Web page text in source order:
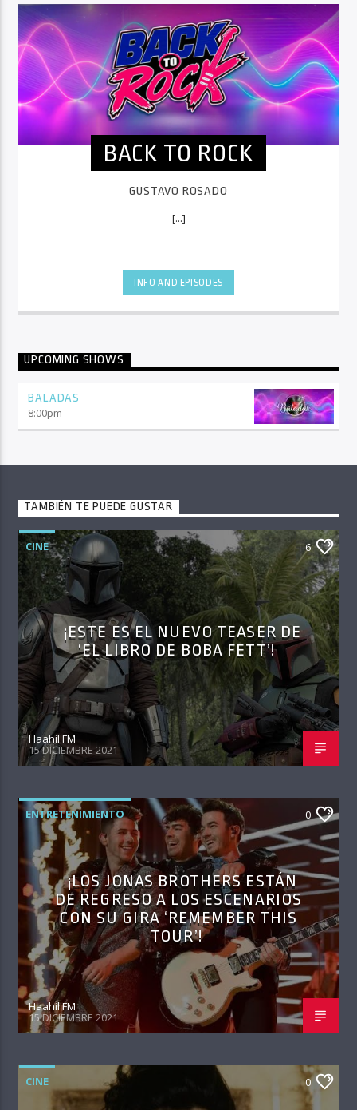
BACK TO ROCK
GUSTAVO ROSADO
[...]
INFO AND EPISODES
UPCOMING SHOWS
BALADAS
8:00pm
TAMBIÉN TE PUEDE GUSTAR
CINE 6
¡ESTE ES EL NUEVO TEASER DE
‘EL LIBRO DE BOBA FETT’!
Haahil FM
15 DICIEMBRE 2021
ENTRETENIMIENTO 0
¡LOS JONAS BROTHERS ESTÁN
DE REGRESO A LOS ESCENARIOS
CON SU GIRA ‘REMEMBER THIS
TOUR’!
Haahil FM
15 DICIEMBRE 2021
CINE 0